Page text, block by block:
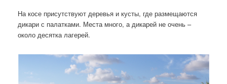
На косе присутствуют деревья и кусты, где размещаются
дикари с палатками. Места много, а дикарей не очень –
около десятка лагерей.